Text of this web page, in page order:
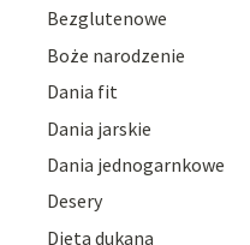
Bezglutenowe
Boże narodzenie
Dania fit
Dania jarskie
Dania jednogarnkowe
Desery
Dieta dukana